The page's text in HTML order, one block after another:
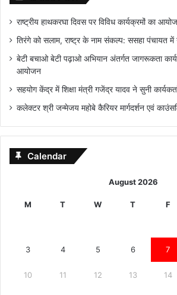
राष्ट्रीय हाथकरघा दिवस पर विविध कार्यक्रमों का
तिरंगे को सलाम, राष्ट्र के नाम संकल्प: ससहा पंचायत में
बेटी बचाओ बेटी पढ़ाओ अभियान अंतर्गत जागरूकता
आयोजन
सहयोग केंद्र में शिक्षा मंत्री गजेंद्र यादव ने सुनी
कलेक्टर श्री जन्मेजय महोबे कैरियर मार्गदर्शन एवं
Calendar
August 2026
M T W T F
3 4 5 6 7
10 11 12 13 14